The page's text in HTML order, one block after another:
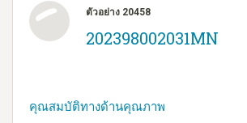
ตัวอย่าง 20458
202398002031MN
คุณสมบัติทางด้านคุณภาพ